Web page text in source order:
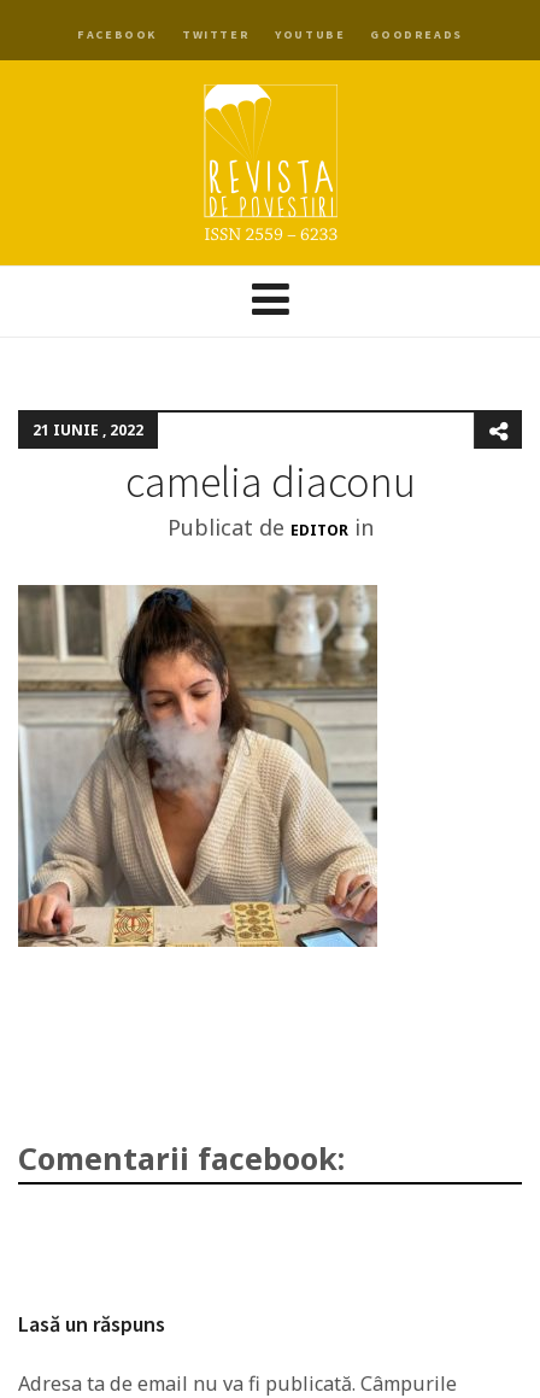
FACEBOOK TWITTER YOUTUBE GOODREADS
21 IUNIE , 2022
camelia diaconu
Publicat de EDITOR in
Comentarii facebook:
Lasă un răspuns
Adresa ta de email nu va fi publicată. Câmpurile